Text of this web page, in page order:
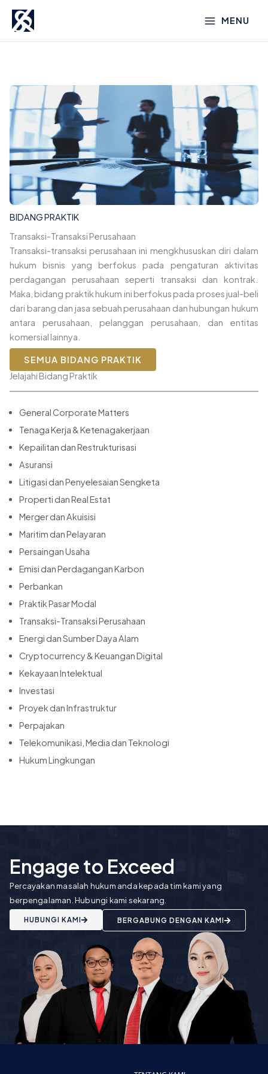
konten
MENU
BIDANG PRAKTIK
Transaksi-Transaksi Perusahaan
Transaksi-transaksi perusahaan ini mengkhususkan diri dalam
hukum bisnis yang berfokus pada pengaturan aktivitas
perdagangan perusahaan seperti transaksi dan kontrak.
Maka, bidang praktik hukum ini berfokus pada proses jual-beli
dari barang dan jasa sebuah perusahaan dan hubungan hukum
antara perusahaan, pelanggan perusahaan, dan entitas
komersial lainnya.
SEMUA BIDANG PRAKTIK
Jelajahi Bidang Praktik
General Corporate Matters
Tenaga Kerja & Ketenagakerjaan
Kepailitan dan Restrukturisasi
Asuransi
Litigasi dan Penyelesaian Sengketa
Properti dan Real Estat
Merger dan Akuisisi
Maritim dan Pelayaran
Persaingan Usaha
Emisi dan Perdagangan Karbon
Perbankan
Praktik Pasar Modal
Transaksi-Transaksi Perusahaan
Energi dan Sumber Daya Alam
Cryptocurrency & Keuangan Digital
Kekayaan Intelektual
Investasi
Proyek dan Infrastruktur
Perpajakan
Telekomunikasi, Media dan Teknologi
Hukum Lingkungan
Engage to Exceed
Percayakan masalah hukum anda kepada tim kami yang
berpengalaman. Hubungi kami sekarang.
HUBUNGI KAMI BERGABUNG DENGAN KAMI